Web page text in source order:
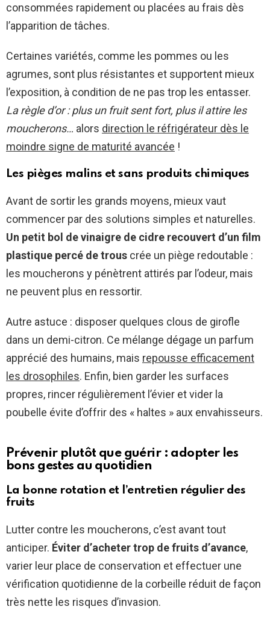
consommées rapidement ou placées au frais dès
l’apparition de tâches.
Certaines variétés, comme les pommes ou les
agrumes, sont plus résistantes et supportent mieux
l’exposition, à condition de ne pas trop les entasser.
La règle d’or : plus un fruit sent fort, plus il attire les
moucherons… alors direction le réfrigérateur dès le
moindre signe de maturité avancée !
Les pièges malins et sans produits chimiques
Avant de sortir les grands moyens, mieux vaut
commencer par des solutions simples et naturelles.
Un petit bol de vinaigre de cidre recouvert d’un film
plastique percé de trous crée un piège redoutable :
les moucherons y pénètrent attirés par l’odeur, mais
ne peuvent plus en ressortir.
Autre astuce : disposer quelques clous de girofle
dans un demi-citron. Ce mélange dégage un parfum
apprécié des humains, mais repousse efficacement
les drosophiles. Enfin, bien garder les surfaces
propres, rincer régulièrement l’évier et vider la
poubelle évite d’offrir des « haltes » aux envahisseurs.
Prévenir plutôt que guérir : adopter les
bons gestes au quotidien
La bonne rotation et l’entretien régulier des
fruits
Lutter contre les moucherons, c’est avant tout
anticiper. Éviter d’acheter trop de fruits d’avance,
varier leur place de conservation et effectuer une
vérification quotidienne de la corbeille réduit de façon
très nette les risques d’invasion.